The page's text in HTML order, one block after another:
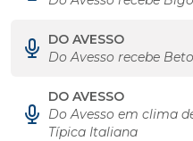
DO AVESSO
Do Avesso recebe
DO AVESSO
Do Avesso em clima
Típica Italiana